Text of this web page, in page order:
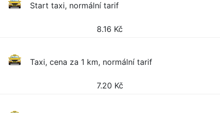
Start taxi, normální tarif
8.16 Kč
Taxi, cena za 1 km, normální tarif
7.20 Kč